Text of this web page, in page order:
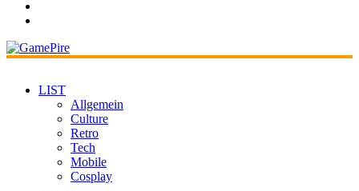
LIST
Allgemein
Culture
Retro
Tech
Mobile
Cosplay